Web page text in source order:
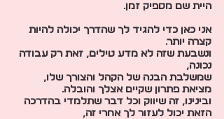
היית שם מספיק זמן.
אני כאן כדי להגיד לך שהדרך יכולה להיות
קצרה יותר.
ונשבעת שזה לא מדע טילים, זאת רק עבודה
נכונה,
שמשלבת הבנה של הקהל והצורך שלו,
מציאת פתרון שקיים אצלך והובלה.
ובינינו, זה שיווק וכל דבר שתלמדי בהדרכה
הזאת יכול לעזור לך אחרי זה,